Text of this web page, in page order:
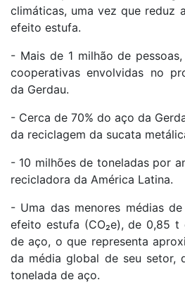
climáticas, uma vez que reduz
efeito estufa.
- Mais de 1 milhão de
cooperativas envolvidas no
da Gerdau.
- Cerca de 70% do aço da
da reciclagem da sucata
- 10 milhões de toneladas por
recicladora da América Latina.
- Uma das menores médias
efeito estufa (CO₂e), de 0,85 t
de aço, o que representa
da média global de seu setor,
tonelada de aço.